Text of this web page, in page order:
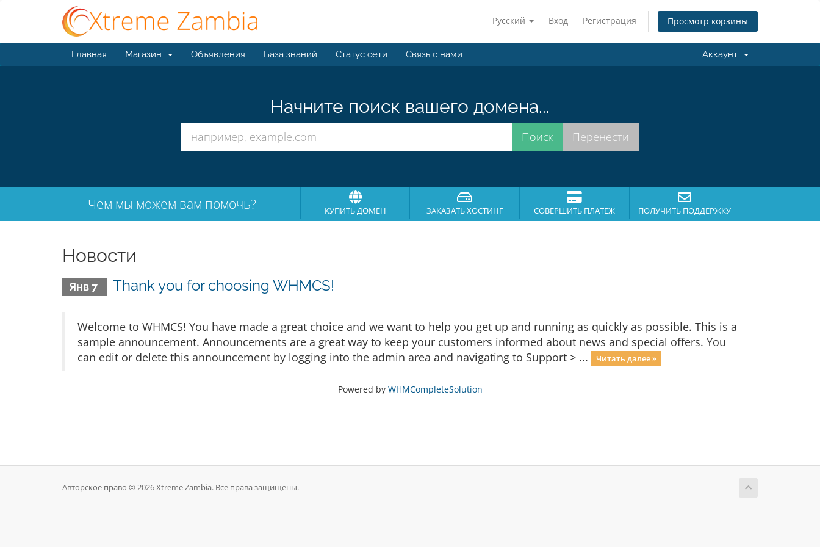
Русский Вход Регистрация Просмотр корзины
Главная Магазин Объявления База знаний Статус сети Связь с нами Аккаунт
Начните поиск вашего домена...
Чем мы можем вам помочь? КУПИТЬ ДОМЕН ЗАКАЗАТЬ ХОСТИНГ СОВЕРШИТЬ ПЛАТЕЖ ПОЛУЧИТЬ ПОДДЕРЖКУ
Новости
Янв 7 Thank you for choosing WHMCS!
Welcome to WHMCS! You have made a great choice and we want to help you get up and running as quickly as possible. This is a
sample announcement. Announcements are a great way to keep your customers informed about news and special offers. You
can edit or delete this announcement by logging into the admin area and navigating to Support > ...
Читать далее »
Powered by WHMCompleteSolution
Авторское право © 2026 Xtreme Zambia. Все права защищены.